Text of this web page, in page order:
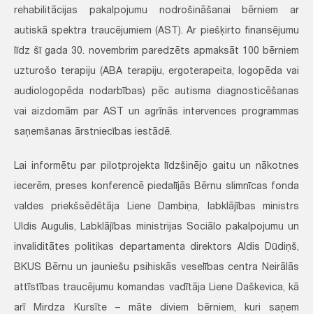
rehabilitācijas pakalpojumu nodrošināšanai bērniem ar
autiskā spektra traucējumiem (AST). Ar piešķirto finansējumu
līdz šī gada 30. novembrim paredzēts apmaksāt 100 bērniem
uzturošo terapiju (ABA terapiju, ergoterapeita, logopēda vai
audiologopēda nodarbības) pēc autisma diagnosticēšanas
vai aizdomām par AST un agrīnās intervences programmas
saņemšanas ārstniecības iestādē.
Lai informētu par pilotprojekta līdzšinējo gaitu un nākotnes
iecerēm, preses konferencē piedalījās Bērnu slimnīcas fonda
valdes priekšsēdētāja Liene Dambiņa, labklājības ministrs
Uldis Augulis, Labklājības ministrijas Sociālo pakalpojumu un
invaliditātes politikas departamenta direktors Aldis Dūdiņš,
BKUS Bērnu un jauniešu psihiskās veselības centra Neirālās
attīstības traucējumu komandas vadītāja Liene Daškevica, kā
arī Mirdza Kursīte – māte diviem bērniem, kuri saņem